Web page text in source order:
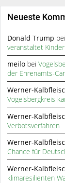
Neueste
Donald Trump bei
veranstaltet
meilo bei
der Ehrenamts-
Werner-
Vogelsbergkreis
Werner-
Verbotsverfahren
Werner-
Chance für
Werner-
klimaresilienten